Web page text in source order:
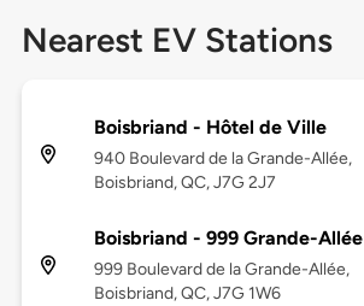
Nearest EV Stations
Boisbriand - Hôtel de Ville
940 Boulevard de la Grande-Allée,
Boisbriand, QC, J7G 2J7
Boisbriand - 999 Grande-Allée
999 Boulevard de la Grande-Allée,
Boisbriand, QC, J7G 1W6